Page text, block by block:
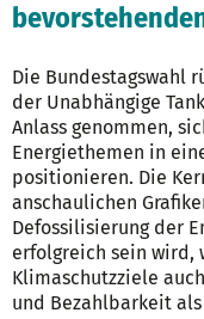
Die Bundestagswahl
der Unabhängige
Anlass genommen,
Energiethemen in
positionieren. Die
anschaulichen
Defossilisierung der
erfolgreich sein wird,
Klimaschutzziele
und Bezahlbarkeit